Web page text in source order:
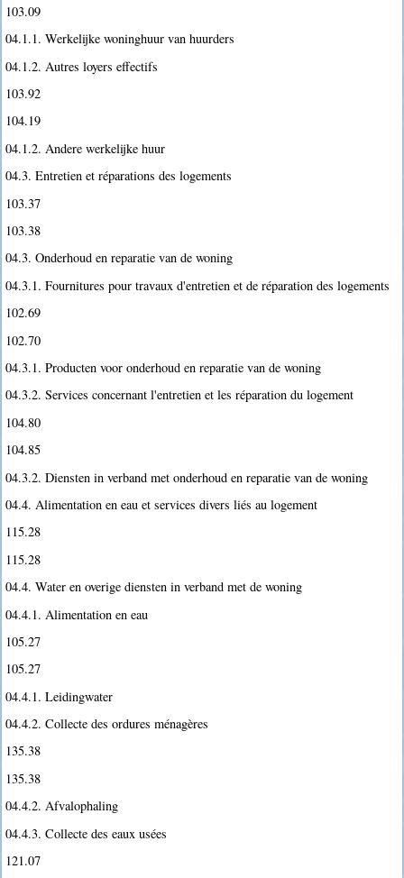
103.09
04.1.1. Werkelijke woninghuur van huurders
04.1.2. Autres loyers effectifs
103.92
104.19
04.1.2. Andere werkelijke huur
04.3. Entretien et réparations des logements
103.37
103.38
04.3. Onderhoud en reparatie van de woning
04.3.1. Fournitures pour travaux d'entretien et de réparation des logements
102.69
102.70
04.3.1. Producten voor onderhoud en reparatie van de woning
04.3.2. Services concernant l'entretien et les réparation du logement
104.80
104.85
04.3.2. Diensten in verband met onderhoud en reparatie van de woning
04.4. Alimentation en eau et services divers liés au logement
115.28
115.28
04.4. Water en overige diensten in verband met de woning
04.4.1. Alimentation en eau
105.27
105.27
04.4.1. Leidingwater
04.4.2. Collecte des ordures ménagères
135.38
135.38
04.4.2. Afvalophaling
04.4.3. Collecte des eaux usées
121.07